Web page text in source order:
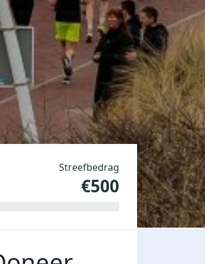
Streefbedrag
€500